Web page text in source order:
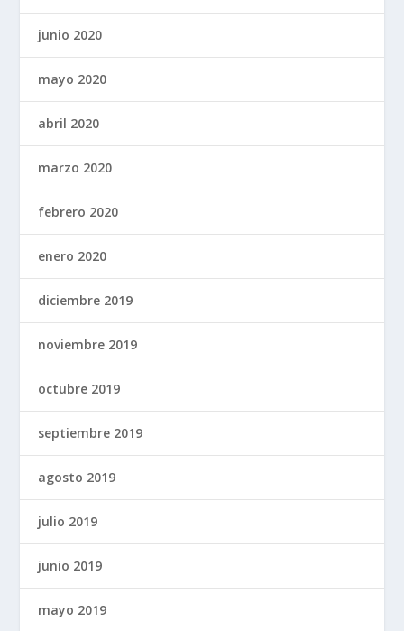
junio 2020
mayo 2020
abril 2020
marzo 2020
febrero 2020
enero 2020
diciembre 2019
noviembre 2019
octubre 2019
septiembre 2019
agosto 2019
julio 2019
junio 2019
mayo 2019